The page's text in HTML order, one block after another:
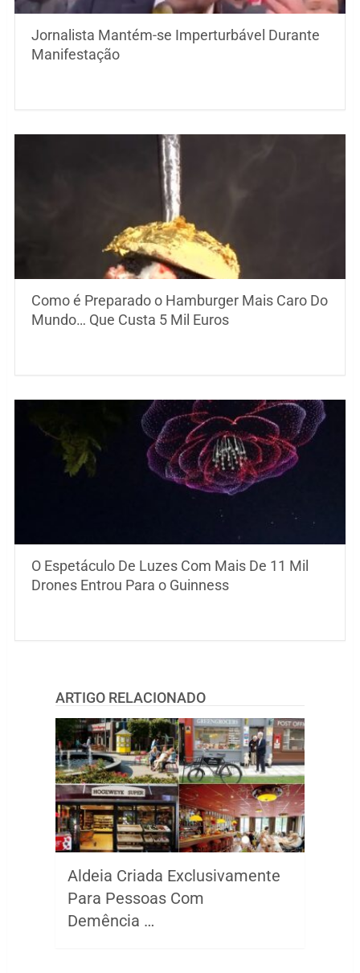
Jornalista Mantém-se Imperturbável Durante
Manifestação
Como é Preparado o Hamburger Mais Caro Do
Mundo… Que Custa 5 Mil Euros
O Espetáculo De Luzes Com Mais De 11 Mil
Drones Entrou Para o Guinness
ARTIGO RELACIONADO
Aldeia Criada Exclusivamente
Para Pessoas Com
Demência …